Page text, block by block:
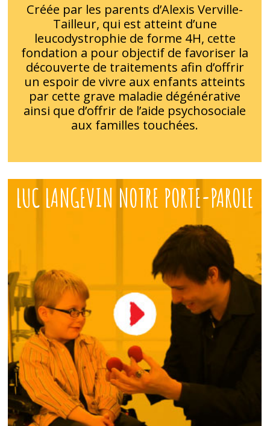
Créée par les parents d’Alexis Verville-
Tailleur, qui est atteint d’une
leucodystrophie de forme 4H, cette
fondation a pour objectif de favoriser la
découverte de traitements afin d’offrir
un espoir de vivre aux enfants atteints
par cette grave maladie dégénérative
ainsi que d’offrir de l’aide psychosociale
aux familles touchées.
LUC LANGEVIN NOTRE PORTE-PAROLE